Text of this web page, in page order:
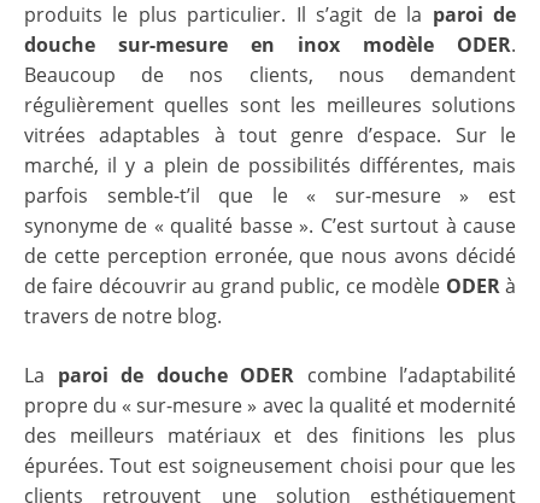
produits le plus particulier. Il s’agit de la paroi de
douche sur-mesure en inox modèle ODER.
Beaucoup de nos clients, nous demandent
régulièrement quelles sont les meilleures solutions
vitrées adaptables à tout genre d’espace. Sur le
marché, il y a plein de possibilités différentes, mais
parfois semble-t’il que le « sur-mesure » est
synonyme de « qualité basse ». C’est surtout à cause
de cette perception erronée, que nous avons décidé
de faire découvrir au grand public, ce modèle ODERà
travers de notre blog.
La paroi de douche ODER combine l’adaptabilité
propre du « sur-mesure » avec la qualité et modernité
des meilleurs matériaux et des finitions les plus
épurées. Tout est soigneusement choisi pour que les
clients retrouvent une solution esthétiquement